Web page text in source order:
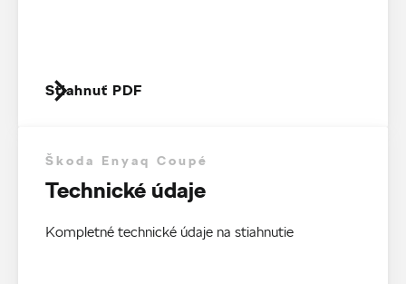
Stiahnuť PDF
Škoda Enyaq Coupé
Technické údaje
Kompletné technické údaje na stiahnutie